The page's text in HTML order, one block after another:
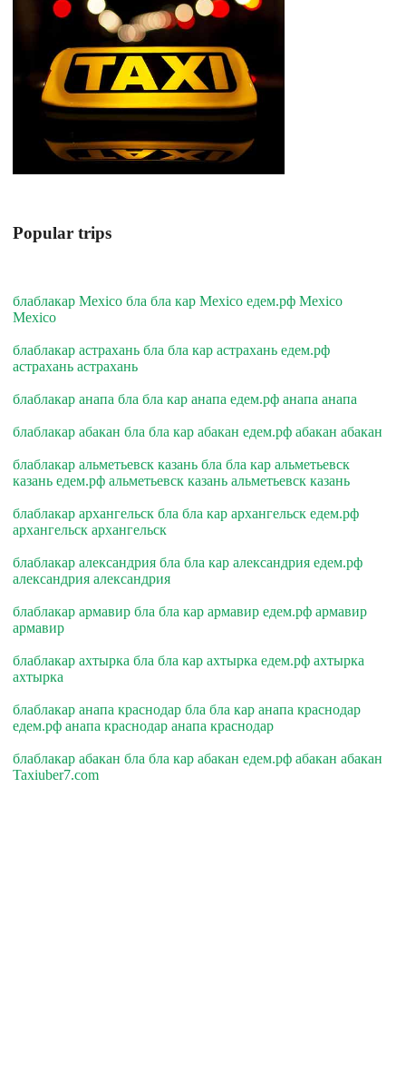
Popular trips
блаблакар Mexico бла бла кар Mexico едем.рф Mexico
Mexico
блаблакар астрахань бла бла кар астрахань едем.рф
астрахань астрахань
блаблакар анапа бла бла кар анапа едем.рф анапа анапа
блаблакар абакан бла бла кар абакан едем.рф абакан абакан
блаблакар альметьевск казань бла бла кар альметьевск
казань едем.рф альметьевск казань альметьевск казань
блаблакар архангельск бла бла кар архангельск едем.рф
архангельск архангельск
блаблакар александрия бла бла кар александрия едем.рф
александрия александрия
блаблакар армавир бла бла кар армавир едем.рф армавир
армавир
блаблакар ахтырка бла бла кар ахтырка едем.рф ахтырка
ахтырка
блаблакар анапа краснодар бла бла кар анапа краснодар
едем.рф анапа краснодар анапа краснодар
блаблакар абакан бла бла кар абакан едем.рф абакан абакан
Taxiuber7.com